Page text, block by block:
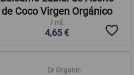
de Coco Virgen Orgánico
7 ml.
4,65 € favorite_border
Dr Organic